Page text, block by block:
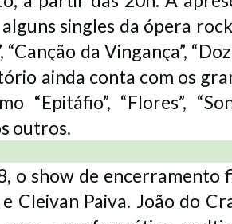
singles da ópera
“Canção da Vingança”,
ainda conta com os
“Epitáfio”, “Flores”,
outros.
o show de encerramento
Cleivan Paiva. João do